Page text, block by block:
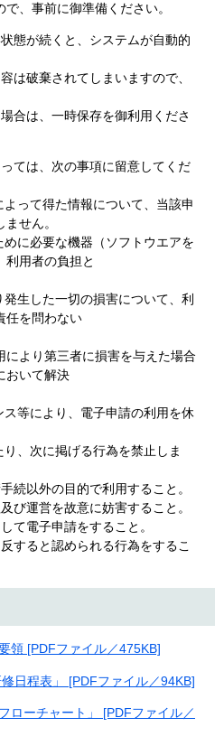
、 事前に御準備ください。
態が続くと、システムが自動的
破棄されてしまいますので、
は、一時保存を御利用くださ
ては、次の事項に留意してくだ
って得た情報について、当該申
せん。
に必要な機器（ソフトウエアを
利用者の負担と
した一切の損害について、利
任を問わない
り第三者に損害を与えた場合
おいて解決
等により、電子申請の利用を休
、次に掲げる行為を禁止しま
以外の目的で利用すること。
運営を故意に妨害すること。
電子申請をすること。
ると認められる行為をするこ
領 [PDFファイル／475KB]
日程表」 [PDFファイル／94KB]
ローチャート」 [PDFファイル／